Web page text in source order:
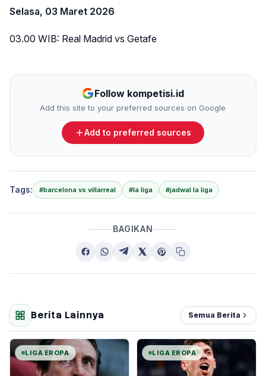
Selasa, 03 Maret 2026
03.00 WIB: Real Madrid vs Getafe
Follow kompetisi.id
Add this site to your preferred sources on Google
Add to preferred sources
Tags: #barcelona vs villarreal #la liga #jadwal la liga
BAGIKAN
Berita Lainnya Semua Berita
LIGA EROPA LIGA EROPA